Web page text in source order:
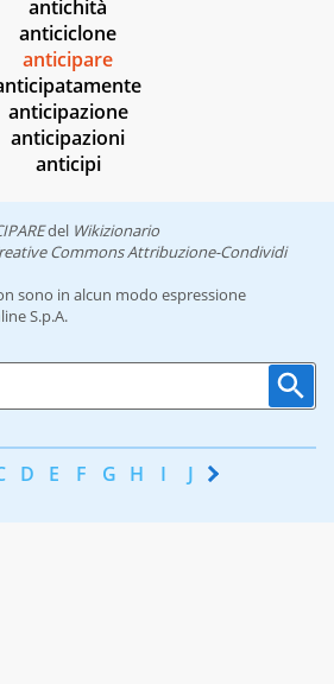
antichità
anticiclone
anticipare
anticipazione
anticipazioni
anticipi
del Wikizionario
Commons Attribuzione-Condividi
sono in alcun modo espressione
S.p.A.
D E F G H I J K